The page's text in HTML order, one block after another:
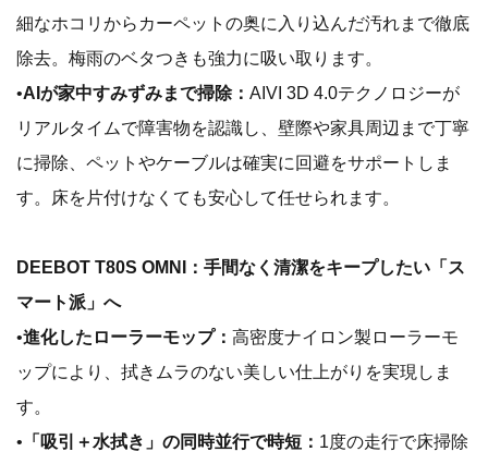
細なホコリからカーペットの奥に入り込んだ汚れまで徹底
除去。梅雨のベタつきも強力に吸い取ります。
•AIが家中すみずみまで掃除： AIVI 3D 4.0テクノロジーが
リアルタイムで障害物を認識し、壁際や家具周辺まで丁寧
に掃除、ペットやケーブルは確実に回避をサポートしま
す。床を片付けなくても安心して任せられます。
DEEBOT T80S OMNI：手間なく清潔をキープしたい「ス
マート派」へ
•進化したローラーモップ： 高密度ナイロン製ローラーモ
ップにより、拭きムラのない美しい仕上がりを実現しま
す。
• 「吸引＋水拭き」の同時並行で時短： 1度の走行で床掃除